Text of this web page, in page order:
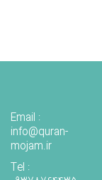
Email :
info@quran-
mojam.ir
Tel :